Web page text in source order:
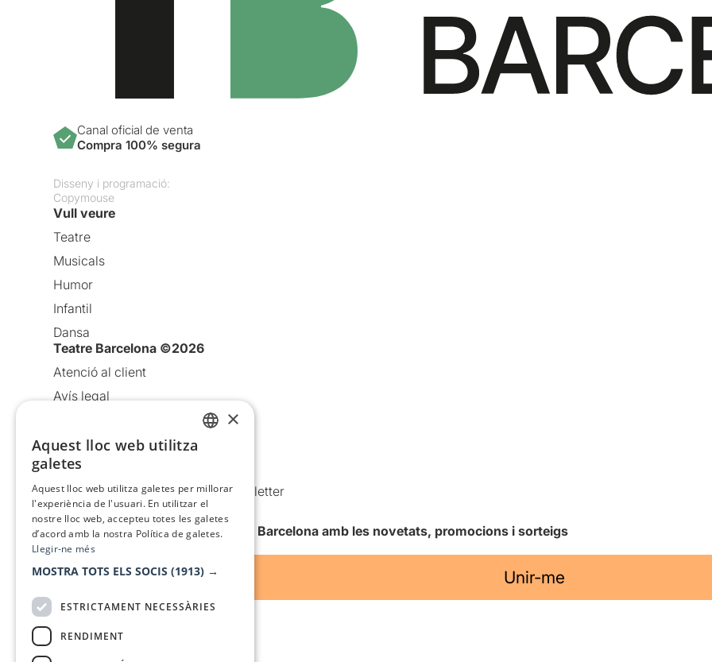
Canal oficial de venta
Compra 100% segura
Disseny i programació:
Copymouse
Vull veure
Teatre
Musicals
Humor
Infantil
Dansa
Teatre Barcelona ©2026
Atenció al client
Avís legal
Política de cookies
Condicions d’ús
Comunicacions comercials i Newsletter
Anuncia’t
Vull rebre la newsletter de Teatre Barcelona amb les novetats, promocions i sorteigs
Unir-me
×
Aquest lloc web utilitza
galetes
Aquest lloc web utilitza galetes per millorar
l'experiència de l'usuari. En utilitzar el
nostre lloc web, accepteu totes les galetes
d’acord amb la nostra Política de galetes.
Llegir-ne més
MOSTRA TOTS ELS SOCIS (1913) →
ESTRICTAMENT NECESSÀRIES
RENDIMENT